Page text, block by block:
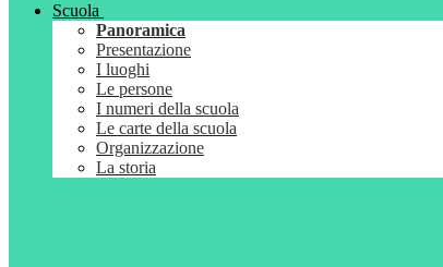
Scuola
Panoramica
Presentazione
I luoghi
Le persone
I numeri della scuola
Le carte della scuola
Organizzazione
La storia